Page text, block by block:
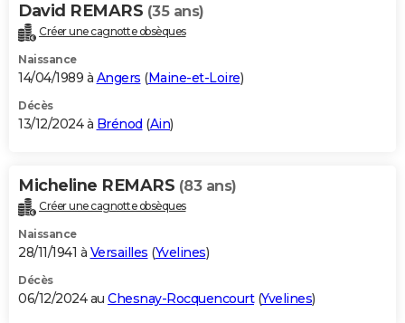
David REMARS (35 ans)
Créer une cagnotte obsèques
Naissance
14/04/1989 à Angers (Maine-et-Loire)
Décès
13/12/2024 à Brénod (Ain)
Micheline REMARS (83 ans)
Créer une cagnotte obsèques
Naissance
28/11/1941 à Versailles (Yvelines)
Décès
06/12/2024 au Chesnay-Rocquencourt(Yvelines)